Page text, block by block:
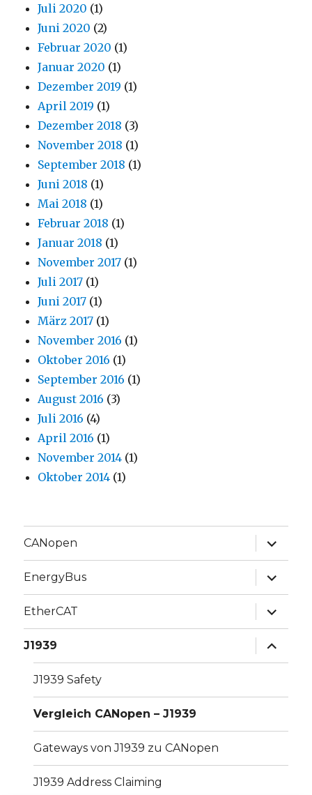
Juli 2020 (1)
Juni 2020 (2)
Februar 2020 (1)
Januar 2020 (1)
Dezember 2019 (1)
April 2019 (1)
Dezember 2018 (3)
November 2018 (1)
September 2018 (1)
Juni 2018 (1)
Mai 2018 (1)
Februar 2018 (1)
Januar 2018 (1)
November 2017 (1)
Juli 2017 (1)
Juni 2017 (1)
März 2017 (1)
November 2016 (1)
Oktober 2016 (1)
September 2016 (1)
August 2016 (3)
Juli 2016 (4)
April 2016 (1)
November 2014 (1)
Oktober 2014 (1)
CANopen
EnergyBus
EtherCAT
J1939
J1939 Safety
Vergleich CANopen – J1939
Gateways von J1939 zu CANopen
J1939 Address Claiming